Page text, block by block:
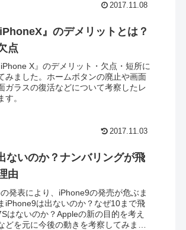
2017.11.08
』のデメリットとは？
点
X』のデメリット・欠点・短所に
みました。ホームボタンの廃止や画面
ガラスの復活などについて考察したレ
。
2017.11.03
ないのか？ナンバリングが飛
由
発表により、iPhone9の発売が危ぶま
iPhone9は出ないのか？なぜ10まで飛
はないのか？Appleの新の目的を考え
どを元に今後の動きを考察してみまし